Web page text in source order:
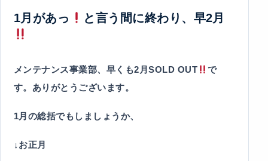
1月があっ と言う間に終わり、早2月
メンテナンス事業部、早くも2月SOLD OUT
で
す。ありがとうございます。
1月の総括でもしましょうか、
↓お正月